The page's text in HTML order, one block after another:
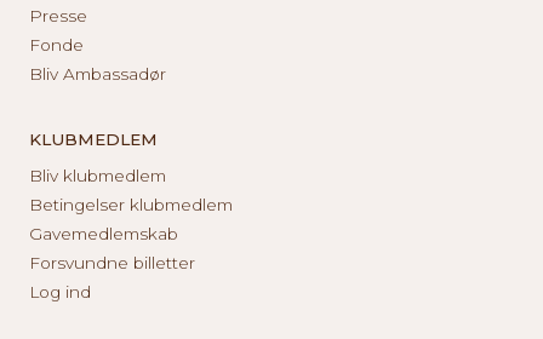
Presse
Fonde
Bliv Ambassadør
KLUBMEDLEM
Bliv klubmedlem
Betingelser klubmedlem
Gavemedlemskab
Forsvundne billetter
Log ind